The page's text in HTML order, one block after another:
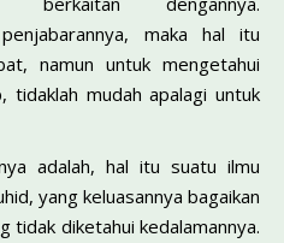
maka hal itu
namun untuk mengetahui
tidaklah mudah apalagi untuk
adalah, hal itu suatu ilmu
yang keluasannya bagaikan
tidak diketahui kedalamannya.